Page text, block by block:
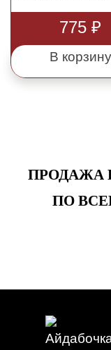
775₽
В корзину
ПРОДАЖА
ПО